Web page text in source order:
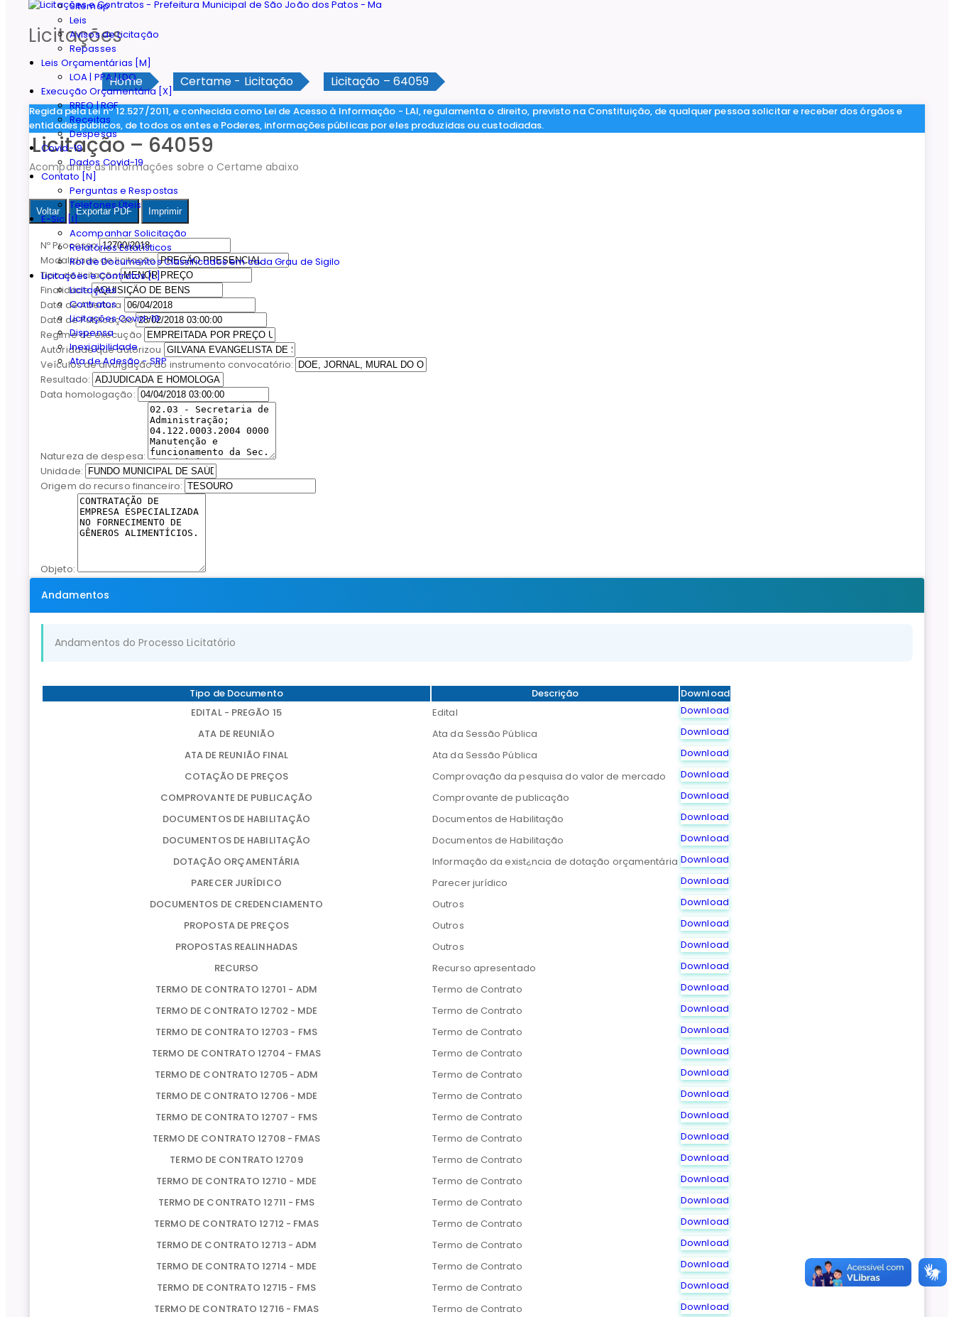
Sitemap
Leis
Avisos de Licitação
Repasses
Leis Orçamentárias [M]
LOA | PPA | LDO
Execução Orçamentária [X]
RREO | RGF
Receitas
Despesas
Covid-19
Dados Covid-19
Contato [N]
Perguntas e Respostas
Telefones Úteis
E-Sic [I]
Acompanhar Solicitação
Relatórios Estatísticos
Rol de Documentos Classificados em cada Grau de Sigilo
Licitações e Contratos [L]
Licitações
Contratos
Licitações Covid-19
Dispensa
Inexigibilidade
Ata de Adesão - SRP
Licitações
Home Certame - Licitação Licitação – 64059
Regida pela Lei nº 12.527/2011, e conhecida como Lei de Acesso à Informação - LAI, regulamenta o direito, previsto na Constituição, de qualquer pessoa solicitar e receber dos órgãos e
entidades públicos, de todos os entes e Poderes, informações públicas por eles produzidas ou custodiadas.
Licitação – 64059
Acompanhe as informações sobre o Certame abaixo
Voltar Exportar PDF Imprimir
Nº Processo
Modalidade de licitação
Tipo de licitação
Finalidade
Data de Abertura
Data de Publicação
Regime de execução
Autoridade que autorizou
Veículos de divulgação do instrumento convocatório:
Resultado:
Data homologação:
Natureza de despesa:
Unidade:
Origem do recurso financeiro:
Objeto:
Andamentos
Andamentos do Processo Licitatório
Tipo de Documento Descrição
Download
EDITAL - PREGÃO 15
Edital
Download
ATA DE REUNIÃO
Ata da Sessão Pública
Download
ATA DE REUNIÃO FINAL
Ata da Sessão Pública
Download
COTAÇÃO DE PREÇOS
Comprovação da pesquisa do valor de mercado
Download
COMPROVANTE DE PUBLICAÇÃO
Comprovante de publicação
Download
DOCUMENTOS DE HABILITAÇÃO
Documentos de Habilitação
Download
DOCUMENTOS DE HABILITAÇÃO
Documentos de Habilitação
Download
DOTAÇÃO ORÇAMENTÁRIA
Informação da exist¿ncia de dotação orçamentária Download
PARECER JURÍDICO
Parecer jurídico
Download
DOCUMENTOS DE CREDENCIAMENTO
Outros
Download
PROPOSTA DE PREÇOS
Outros
Download
PROPOSTAS REALINHADAS
Outros
Download
RECURSO
Recurso apresentado
Download
TERMO DE CONTRATO 12701 - ADM
Termo de Contrato
Download
TERMO DE CONTRATO 12702 - MDE
Termo de Contrato
Download
TERMO DE CONTRATO 12703 - FMS
Termo de Contrato
Download
TERMO DE CONTRATO 12704 - FMAS
Termo de Contrato
Download
TERMO DE CONTRATO 12705 - ADM
Termo de Contrato
Download
TERMO DE CONTRATO 12706 - MDE
Termo de Contrato
Download
TERMO DE CONTRATO 12707 - FMS
Termo de Contrato
Download
TERMO DE CONTRATO 12708 - FMAS
Termo de Contrato
Download
TERMO DE CONTRATO 12709
Termo de Contrato
Download
TERMO DE CONTRATO 12710 - MDE
Termo de Contrato
Download
TERMO DE CONTRATO 12711 - FMS
Termo de Contrato
Download
TERMO DE CONTRATO 12712 - FMAS
Termo de Contrato
Download
TERMO DE CONTRATO 12713 - ADM
Termo de Contrato
Download
TERMO DE CONTRATO 12714 - MDE
Termo de Contrato
Download
TERMO DE CONTRATO 12715 - FMS
Termo de Contrato
Download
TERMO DE CONTRATO 12716 - FMAS
Termo de Contrato
Download